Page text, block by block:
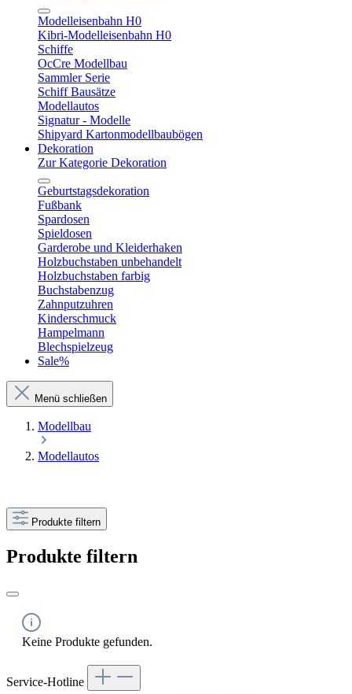
Modelleisenbahn H0
Kibri-Modelleisenbahn H0
Schiffe
OcCre Modellbau
Sammler Serie
Schiff Bausätze
Modellautos
Signatur - Modelle
Shipyard Kartonmodellbaubögen
Dekoration
Zur Kategorie Dekoration
Geburtstagsdekoration
Fußbank
Spardosen
Spieldosen
Garderobe und Kleiderhaken
Holzbuchstaben unbehandelt
Holzbuchstaben farbig
Buchstabenzug
Zahnputzuhren
Kinderschmuck
Hampelmann
Blechspielzeug
Sale%
Menü schließen
Modellbau
Modellautos
Produkte filtern
Produkte filtern
Keine Produkte gefunden.
Service-Hotline